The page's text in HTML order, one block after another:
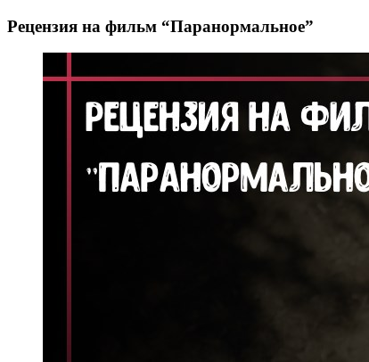
Рецензия на фильм “Паранормальное”